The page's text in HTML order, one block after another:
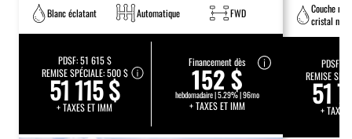
Blanc éclatant
Automatique FWD
PDSF:51 615 $
REMISE SPÉCIALE:500 $
51 115 $
+ TAXES ET IMM
Financement dès
152 $
hebdomadaire | 5.29% | 96mo
+ TAXES ET IMM
Couche
cristal noir
PDSF:
REMISE
51
+